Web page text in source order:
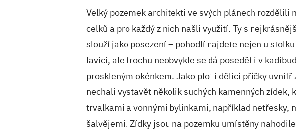
Velký pozemek architekti ve svých plánech rozdělili
celků a pro každý z nich našli využití. Ty s
slouží jako posezení – pohodlí najdete nejen u
lavici, ale trochu neobvykle se dá posedět i v
proskleným okénkem. Jako plot i dělicí příčky uvnitř
nechali vystavět několik suchých kamenných zídek,
trvalkami a vonnými bylinkami, například netřesky,
šalvějemi. Zídky jsou na pozemku umístěny